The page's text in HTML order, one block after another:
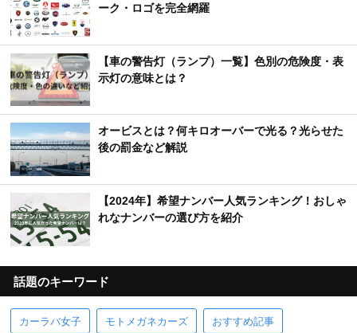
ーク・ロゴを完全網羅
【車の警告灯（ランプ）一覧】色別の危険度・表
示灯の意味とは？
オービスとは？何キロオーバーで光る？光らせた
後の罰金など解説
【2024年】希望ナンバー人気ランキング！おしゃ
れなナンバーの選び方を紹介
話題のキーワード
カーラバ女子 モトメガネカーズ おすすめ記事